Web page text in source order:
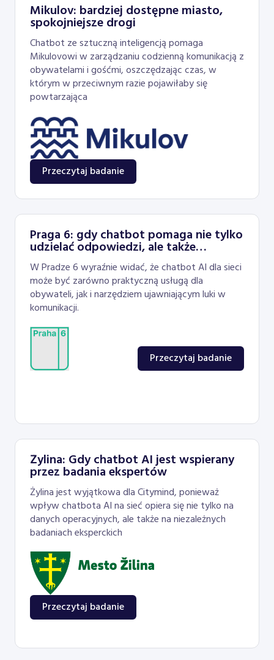
Mikulov: bardziej dostępne miasto,
spokojniejsze drogi
Chatbot ze sztuczną inteligencją pomaga
Mikulovowi w zarządzaniu codzienną komunikacją z
obywatelami i gośćmi, oszczędzając czas, w
którym w przeciwnym razie pojawiłaby się
powtarzająca
Przeczytaj badanie
Praga 6: gdy chatbot pomaga nie tylko
udzielać odpowiedzi, ale także
ulepszać sieć
W Pradze 6 wyraźnie widać, że chatbot AI dla sieci
może być zarówno praktyczną usługą dla
obywateli, jak i narzędziem ujawniającym luki w
komunikacji.
Przeczytaj badanie
Żylina: Gdy chatbot AI jest wspierany
przez badania ekspertów
Żylina jest wyjątkowa dla Citymind, ponieważ
wpływ chatbota AI na sieć opiera się nie tylko na
danych operacyjnych, ale także na niezależnych
badaniach eksperckich
Przeczytaj badanie